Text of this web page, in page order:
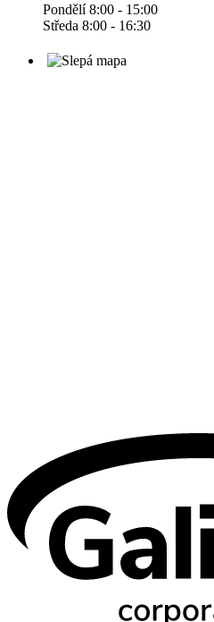
Pondělí 8:00 - 15:00
Středa 8:00 - 16:30